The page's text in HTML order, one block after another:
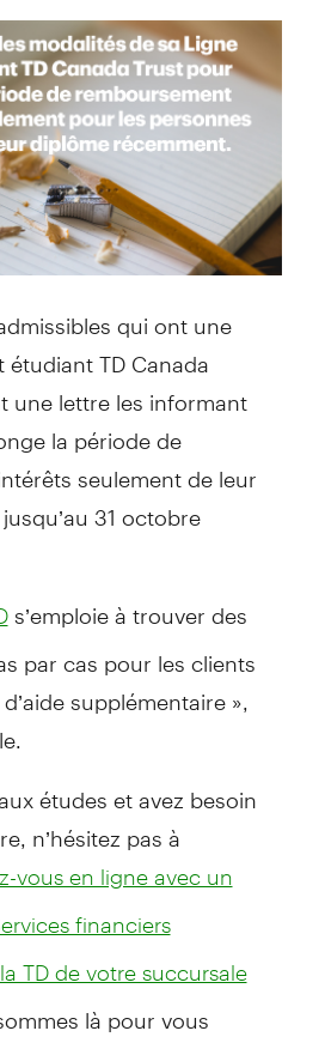
qui ont une
TD Canada
une lettre les informant
la période de
seulement de leur
31 octobre
s’emploie à trouver des
par cas pour les clients
supplémentaire »,
études et avez besoin
n’hésitez pas à
vous en ligne avec un
financiers
TD de votre succursale
là pour vous